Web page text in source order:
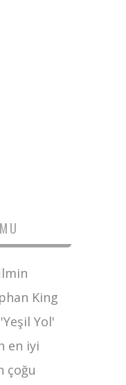
King
Yol'
en iyi
çoğu